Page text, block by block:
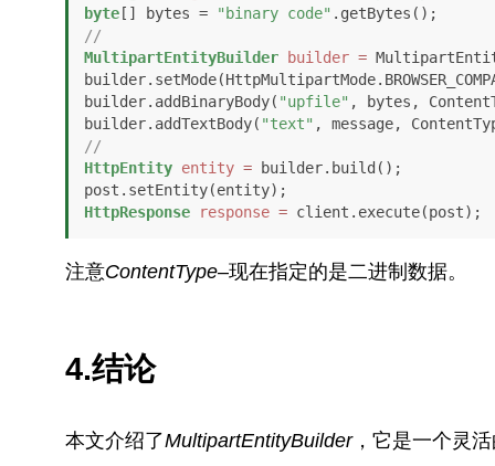
byte[] bytes = "binary code"
//
MultipartEntityBuilder
builder =
builder.addBinaryBody( "upfile" , bytes,
builder.addTextBody( "text"
//
HttpEntity entity = builder.build();
HttpResponse
response = client.execute(post);
注意ContentType–现在指定的是二进制数据。
4.结论
本文介绍了MultipartEntityBuilder，它是一个灵